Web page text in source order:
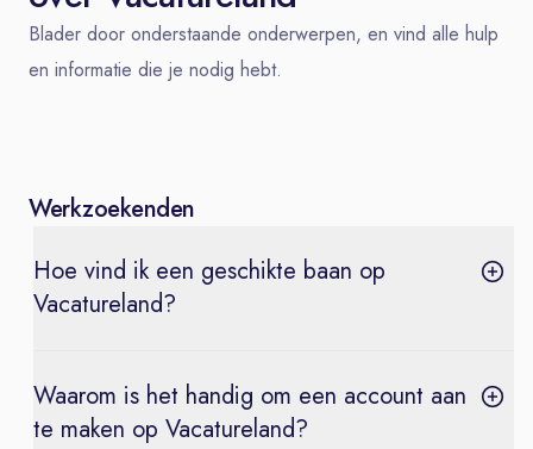
Blader door onderstaande onderwerpen, en vind alle hulp
en informatie die je nodig hebt.
Werkzoekenden
Hoe vind ik een geschikte baan op
Vacatureland?
Waarom is het handig om een account aan
te maken op Vacatureland?